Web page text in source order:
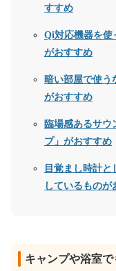
すすめ
Qi対応機器を使
がおすすめ
暗い部屋で使う
がおすすめ
臨場感あるサウ
プ」がおすすめ
目覚まし時計
しているものが
キャンプや浴室